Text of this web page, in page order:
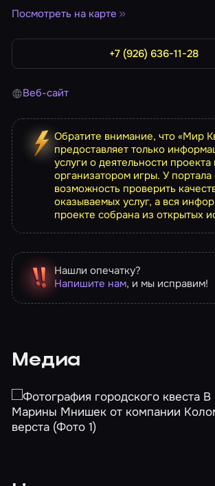
Посмотреть на карте
+7 (926) 636-11-28
Веб-сайт
Обратите внимание, что «Мир
предоставляет только
услуги о деятельности проекта
организатором игры. У портала
возможность проверить
оказываемых услуг, а вся
проекте собрана из открытых
Нашли опечатку?
Напишите нам, и мы исправим!
Медиа